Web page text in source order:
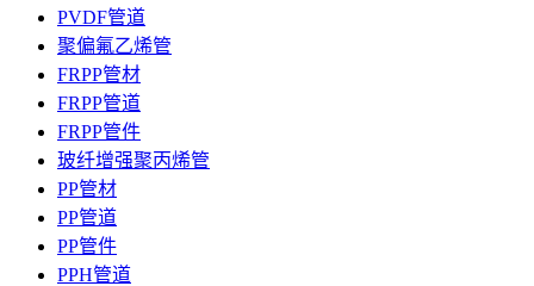
PVDF管道
聚偏氟乙烯管
FRPP管材
FRPP管道
FRPP管件
玻纤增强聚丙烯管
PP管材
PP管道
PP管件
PPH管道